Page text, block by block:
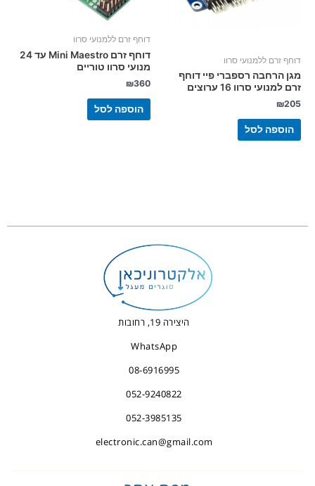
דוחף זרם ללמנועי סרוו
מגן הרחבה רספברי פיי דוחף
זרם למנועי סרוו 16 ערוצים
₪205
הוספה לסל
דוחף זרם ללמנועי סרוו
דוחף זרם Mini Maestro עד 24
מנועי סרוו טוריים
₪360
הוספה לסל
היצירה 19, רחובות
WhatsApp
08-6916995
052-9240822
052-3985135
electronic.can@gmail.com